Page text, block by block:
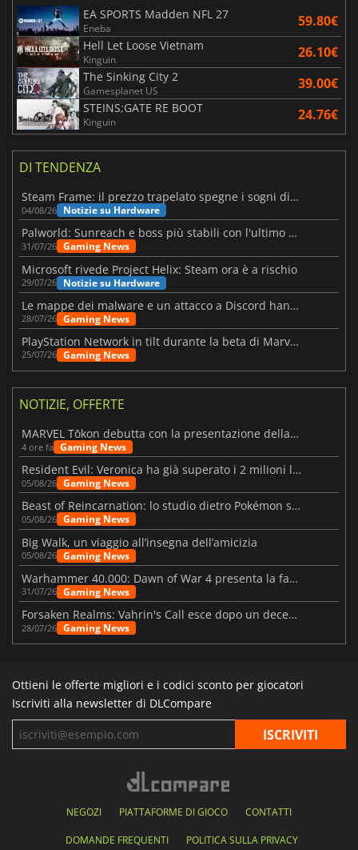
EA SPORTS Madden NFL 27
Eneba 59.80€
Hell Let Loose Vietnam
Kinguin 26.10€
The Sinking City 2
Gamesplanet US 39.00€
STEINS;GATE RE BOOT
Kinguin 24.76€
DI TENDENZA
Steam Frame: il prezzo trapelato spegne i sogni di un VR economico
04/08/26 Notizie su Hardware
Palworld: Sunreach e boss più stabili con l'ultimo update
31/07/26 Gaming News
Microsoft rivede Project Helix: Steam ora è a rischio
29/07/26 Notizie su Hardware
Le mappe dei malware e un attacco a Discord hanno colpito Meccha Chameleon
28/07/26 Gaming News
PlayStation Network in tilt durante la beta di Marvel Tōkon
25/07/26 Gaming News
NOTIZIE, OFFERTE
MARVEL Tōkon debutta con la presentazione della roadmap per il primo anno
4 ore fa Gaming News
Resident Evil: Veronica ha già superato i 2 milioni liste dei desideri
05/08/26 Gaming News
Beast of Reincarnation: lo studio dietro Pokémon su una nuova strada
05/08/26 Gaming News
Big Walk, un viaggio all’insegna dell’amicizia
05/08/26 Gaming News
Warhammer 40.000: Dawn of War 4 presenta la fazione dei Necron
31/07/26 Gaming News
Forsaken Realms: Vahrin's Call esce dopo un decennio di sviluppo
28/07/26 Gaming News
Ottieni le offerte migliori e i codici sconto per giocatori
Iscriviti alla newsletter di DLCompare
NEGOZI PIATTAFORME DI GIOCO CONTATTI
DOMANDE FREQUENTI POLITICA SULLA PRIVACY